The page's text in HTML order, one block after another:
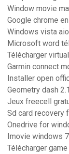
Window movie
Google chrome
Windows vista
Microsoft word
Télécharger
Garmin connect
Installer open
Geometry dash
Jeux freecell
Sd card recovery
Onedrive for
Imovie windows
Télécharger